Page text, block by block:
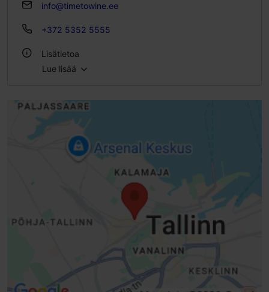
info@timetowine.ee
+372 5352 5555
Lisätietoa
Istumapaikkoja: 36
Istumapaikkoja ulkona: 4
WLAN-alue
Lue lisää